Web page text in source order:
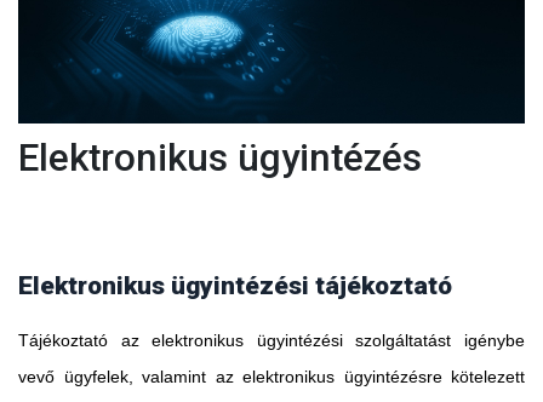
Elektronikus ügyintézés
Elektronikus ügyintézési tájékoztató
Tájékoztató az elektronikus ügyintézési szolgáltatást igénybe
vevő ügyfelek, valamint az elektronikus ügyintézésre kötelezett